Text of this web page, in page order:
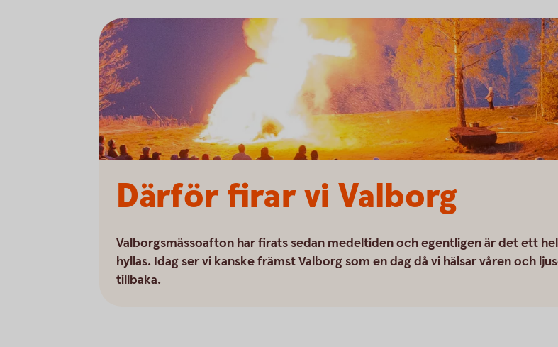
Därför firar vi Valborg
Valborgsmässoafton har firats sedan medeltiden och egentligen är det ett
hyllas. Idag ser vi kanske främst Valborg som en dag då vi hälsar våren och
tillbaka.